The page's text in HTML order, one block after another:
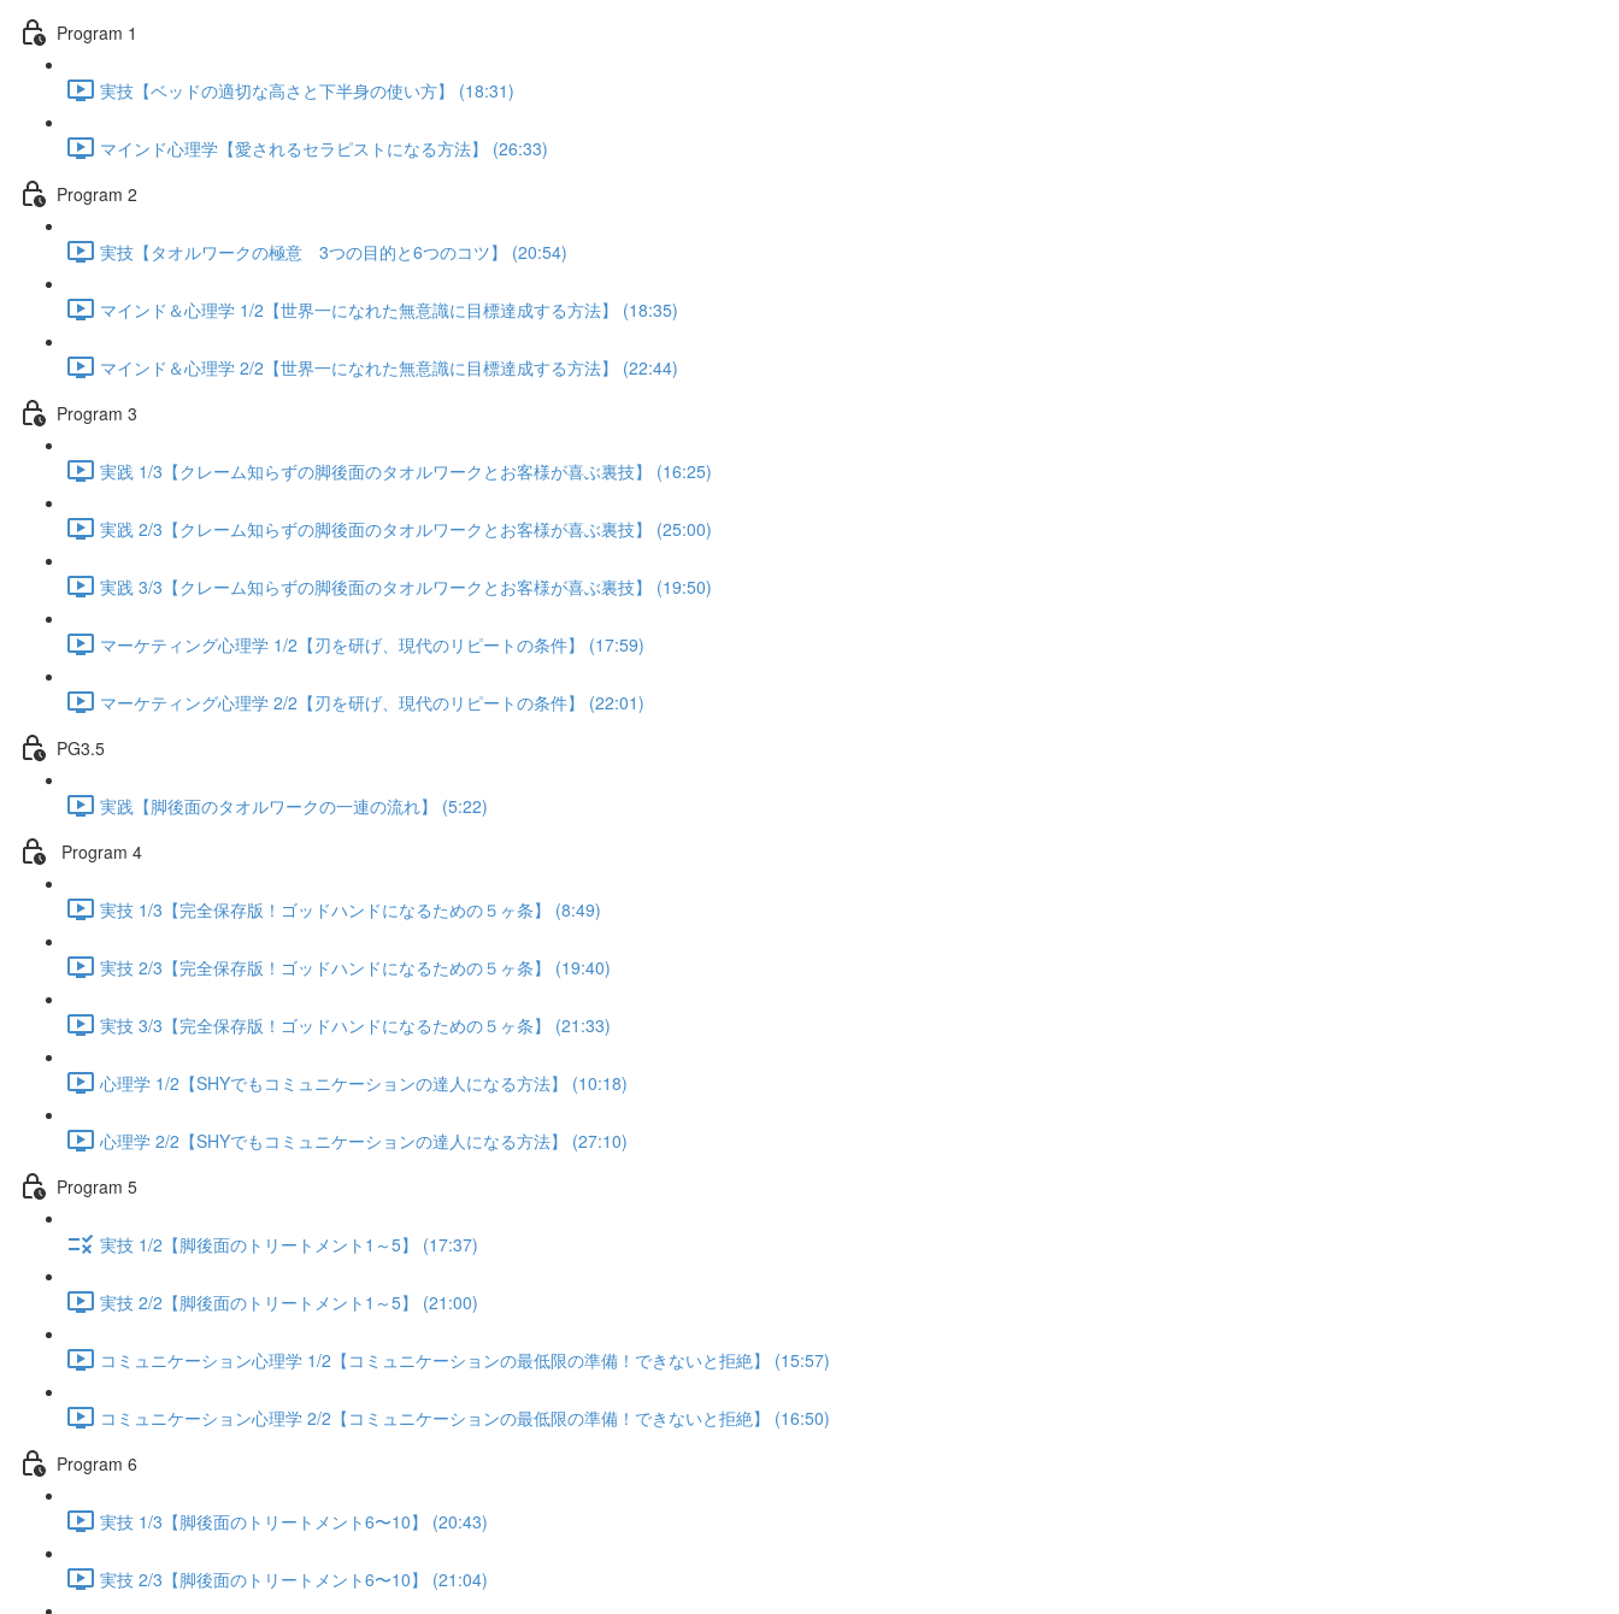
Program 1
実技【ベッドの適切な高さと下半身の使い方】 (18:31)
マインド心理学【愛されるセラピストになる方法】 (26:33)
Program 2
実技【タオルワークの極意 3つの目的と6つのコツ】 (20:54)
マインド＆心理学 1/2【世界一になれた無意識に目標達成する方法】 (18:35)
マインド＆心理学 2/2【世界一になれた無意識に目標達成する方法】 (22:44)
Program 3
実践 1/3【クレーム知らずの脚後面のタオルワークとお客様が喜ぶ裏技】 (16:25)
実践 2/3【クレーム知らずの脚後面のタオルワークとお客様が喜ぶ裏技】 (25:00)
実践 3/3【クレーム知らずの脚後面のタオルワークとお客様が喜ぶ裏技】 (19:50)
マーケティング心理学 1/2【刃を研げ、現代のリピートの条件】 (17:59)
マーケティング心理学 2/2【刃を研げ、現代のリピートの条件】 (22:01)
PG3.5
実践【脚後面のタオルワークの一連の流れ】 (5:22)
Program 4
実技 1/3【完全保存版！ゴッドハンドになるための５ヶ条】 (8:49)
実技 2/3【完全保存版！ゴッドハンドになるための５ヶ条】 (19:40)
実技 3/3【完全保存版！ゴッドハンドになるための５ヶ条】 (21:33)
心理学 1/2【SHYでもコミュニケーションの達人になる方法】 (10:18)
心理学 2/2【SHYでもコミュニケーションの達人になる方法】 (27:10)
Program 5
実技 1/2【脚後面のトリートメント1～5】 (17:37)
実技 2/2【脚後面のトリートメント1～5】 (21:00)
コミュニケーション心理学 1/2【コミュニケーションの最低限の準備！できないと拒絶】 (15:57)
コミュニケーション心理学 2/2【コミュニケーションの最低限の準備！できないと拒絶】 (16:50)
Program 6
実技 1/3【脚後面のトリートメント6〜10】 (20:43)
実技 2/3【脚後面のトリートメント6〜10】 (21:04)